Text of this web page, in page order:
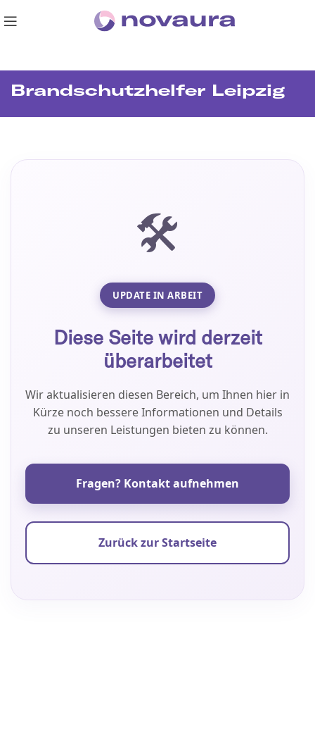
Brandschutzhelfer Leipzig
🛠️
UPDATE IN ARBEIT
Diese Seite wird derzeit
überarbeitet
Wir aktualisieren diesen Bereich, um Ihnen hier in
Kürze noch bessere Informationen und Details
zu unseren Leistungen bieten zu können.
Fragen? Kontakt aufnehmen
Zurück zur Startseite